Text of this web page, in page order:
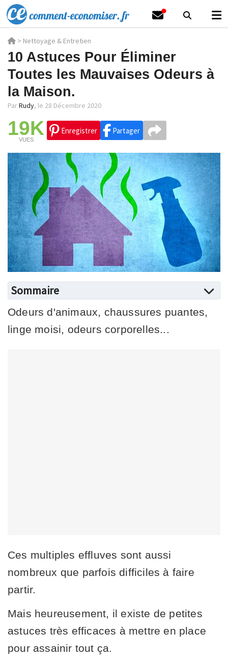
> Nettoyage & Entretien
10 Astuces Pour Éliminer
Toutes les Mauvaises Odeurs à
la Maison.
ParRudy, le 28 Décembre 2020
19K
VUES
Enregistrer Partager
Sommaire
Odeurs d'animaux, chaussures puantes,
linge moisi, odeurs corporelles...
Ces multiples effluves sont aussi
nombreux que parfois difficiles à faire
partir.
Mais heureusement, il existe de petites
astuces très efficaces à mettre en place
pour assainir tout ça.